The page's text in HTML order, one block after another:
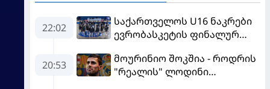
22:02
საქართველოს U16 ნაკრები
ევრობასკეტის ფინალურ
ასპარეზობას იწყებს
20:53
მოურინიო შოკშია - როდრის
"რეალის" ლოდინი